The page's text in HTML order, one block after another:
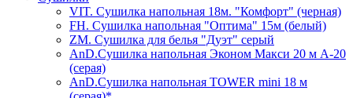
VIT. Сушилка напольная 18м. "Комфорт" (черная)
FH. Сушилка напольная "Оптима" 15м (белый)
ZM. Сушилка для белья "Дуэт" серый
AnD.Сушилка напольная Эконом Макси 20 м А-20
(серая)
AnD.Сушилка напольная TOWER mini 18 м